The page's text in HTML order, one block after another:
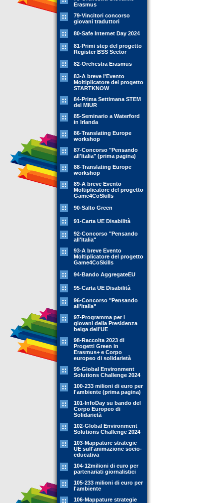
Erasmus
79-Vincitori concorso
giovani traduttori
80-Safe Internet Day 2024
81-Primi step del progetto
Register BSS Sector
82-Orchestra Erasmus
83-A breve l'Evento
Moltiplicatore del progetto
STARTKNOW
84-Prima Settimana STEM
del MIUR
85-Seminario a Waterford
in Irlanda
86-Translating Europe
workshop
87-Concorso "Pensando
all'Italia" (prima pagina)
88-Translating Europe
workshop
89-A breve Evento
Moltiplicatore del progetto
Game4CoSkills
90-Salto Green
91-Carta UE Disabilità
92-Concorso "Pensando
all'Italia"
93-A breve Evento
Moltiplicatore del progetto
Game4CoSkills
94-Bando AggregateEU
95-Carta UE Disabilità
96-Concorso "Pensando
all'Italia"
97-Programma per i
giovani della Presidenza
belga dell’UE
98-Raccolta 2023 di
Progetti Green in
Erasmus+ e Corpo
europeo di solidarietà
99-Global Environment
Solutions Challenge 2024
100-233 milioni di euro per
l'ambiente (prima pagina)
101-InfoDay su bando del
Corpo Europeo di
Solidarietà
102-Global Environment
Solutions Challenge 2024
103-Mappature strategie
UE sull'animazione socio-
educativa
104-12milioni di euro per
partenariati giornalistici
105-233 milioni di euro per
l'ambiente
106-Mappature strategie